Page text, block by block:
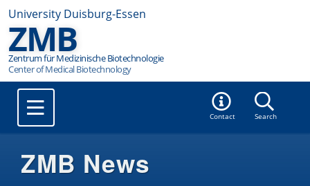
University Duisburg-Essen
ZMB
Zentrum für Medizinische Biotechnologie
Contact Search
ZMB News